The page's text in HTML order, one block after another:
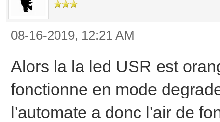
08-16-2019, 12:21 AM
Alors la la led USR est
fonctionne en mode
l'automate a donc l'air de